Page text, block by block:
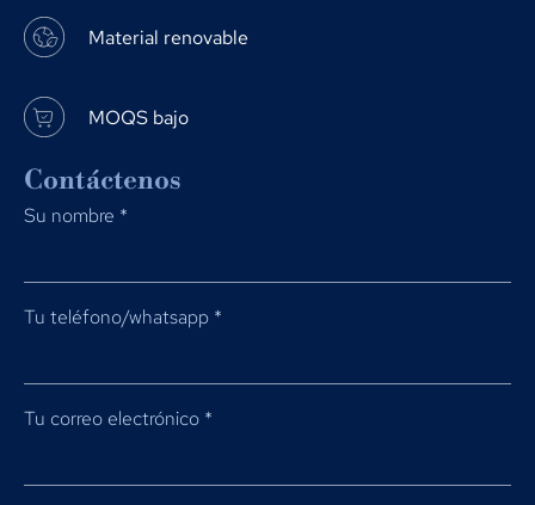
Material renovable
MOQS bajo
Contáctenos
Su nombre *
Tu teléfono/whatsapp *
Tu correo electrónico *